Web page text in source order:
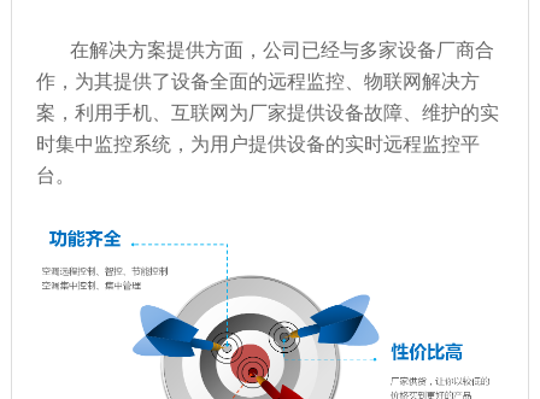
在解决方案提供方面，公司已经与多家设备厂商合
作，为其提供了设备全面的远程监控、物联网解决方
案，利用手机、互联网为厂家提供设备故障、维护的实
时集中监控系统，为用户提供设备的实时远程监控平
台。